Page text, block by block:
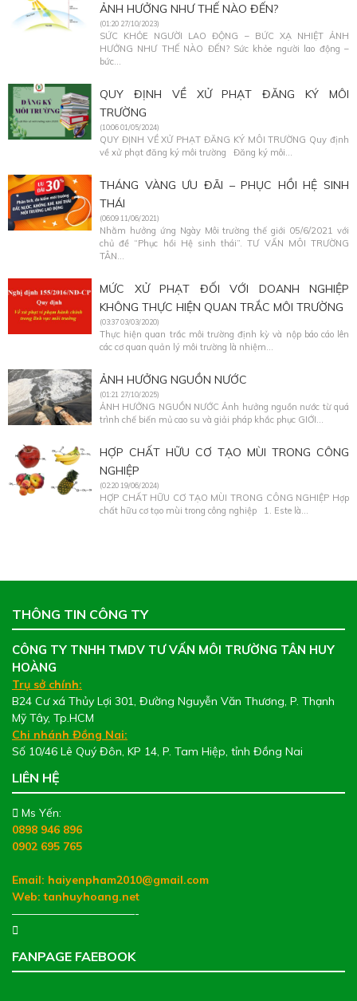
ẢNH HƯỞNG NHƯ THẾ NÀO ĐẾN?
(01:20 27/10/2023)
SỨC KHỎE NGƯỜI LAO ĐỘNG – BỨC XẠ NHIỆT ẢNH
HƯỞNG NHƯ THẾ NÀO ĐẾN? Sức khỏe người lao động –
bức...
QUY ĐỊNH VỀ XỬ PHẠT ĐĂNG KÝ MÔI
TRƯỜNG
(10:06 01/05/2024)
QUY ĐỊNH VỀ XỬ PHẠT ĐĂNG KÝ MÔI TRƯỜNG Quy định
về xử phạt đăng ký môi trường Đăng ký môi...
THÁNG VÀNG ƯU ĐÃI – PHỤC HỒI HỆ SINH
THÁI
(06:09 11/06/2021)
Nhằm hưởng ứng Ngày Môi trường thế giới 05/6/2021 với
chủ đề “Phục hồi Hệ sinh thái”. TƯ VẤN MÔI TRƯỜNG
TÂN...
MỨC XỬ PHẠT ĐỐI VỚI DOANH NGHIỆP
KHÔNG THỰC HIỆN QUAN TRẮC MÔI TRƯỜNG
(03:37 03/03/2020)
Thực hiện quan trắc môi trường định kỳ và nộp báo cáo lên
các cơ quan quản lý môi trường là nhiệm...
ẢNH HƯỞNG NGUỒN NƯỚC
(01:21 27/10/2025)
ẢNH HƯỞNG NGUỒN NƯỚC Ảnh hưởng nguồn nước từ quá
trình chế biến mủ cao su và giải pháp khắc phục GIỚI...
HỢP CHẤT HỮU CƠ TẠO MÙI TRONG CÔNG
NGHIỆP
(02:20 19/06/2024)
HỢP CHẤT HỮU CƠ TẠO MÙI TRONG CÔNG NGHIỆP Hợp
chất hữu cơ tạo mùi trong công nghiệp 1. Este là...
THÔNG TIN CÔNG TY
CÔNG TY TNHH TMDV TƯ VẤN MÔI TRƯỜNG TÂN HUY
HOÀNG
Trụ sở chính:
B24 Cư xá Thủy Lợi 301, Đường Nguyễn Văn Thương, P. Thạnh
Mỹ Tây, Tp.HCM
Chi nhánh Đồng Nai:
Số 10/46 Lê Quý Đôn, KP 14, P. Tam Hiệp, tỉnh Đồng Nai
LIÊN HỆ
Ms Yến:
0898 946 896
0902 695 765
Email: haiyenpham2010@gmail.com
Web:tanhuyhoang.net
———————————-
FANPAGE FAEBOOK